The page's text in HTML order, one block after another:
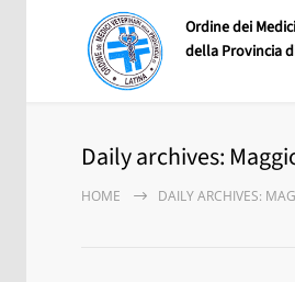
Ordine dei
della Provincia
Daily archives:
HOME DAILY ARCHIVES: